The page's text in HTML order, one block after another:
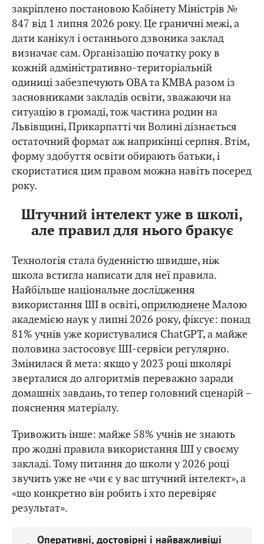
закріплено постановою Кабінету Міністрів №
847 від 1 липня 2026 року. Це граничні межі, а
дати канікул і останнього дзвоника заклад
визначає сам. Організацію початку року в
кожній адміністративно-територіальній
одиниці забезпечують ОВА та КМВА разом із
засновниками закладів освіти, зважаючи на
ситуацію в громаді, тож частина родин на
Львівщині, Прикарпатті чи Волині дізнається
остаточний формат аж наприкінці серпня. Втім,
форму здобуття освіти обирають батьки, і
скористатися цим правом можна навіть посеред
року.
Штучний інтелект уже в школі,
але правил для нього бракує
Технологія стала буденністю швидше, ніж
школа встигла написати для неї правила.
Найбільше національне дослідження
використання ШІ в освіті,оприлюдненеМалою
академією наук у липні 2026 року, фіксує: понад
81% учнів уже користувалися ChatGPT, а майже
половина застосовує ШІ-сервіси регулярно.
Змінилася й мета: якщо у 2023 році школярі
зверталися до алгоритмів переважно заради
домашніх завдань, то тепер головний сценарій –
пояснення матеріалу.
Тривожить інше: майже 58% учнів не знають
про жодні правила використання ШІ у своєму
закладі. Тому питання до школи у 2026 році
звучить уже не «чи є у вас штучний інтелект», а
«що конкретно він робить і хто перевіряє
результат».
Оперативні, достовірні і найважливіші